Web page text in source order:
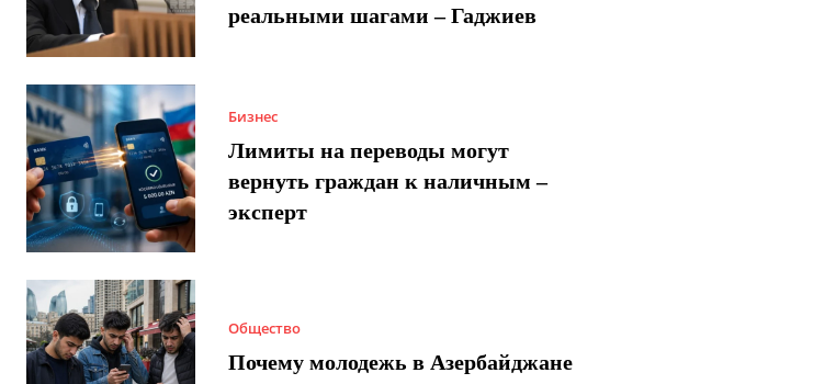
реальными шагами – Гаджиев
Бизнес
Лимиты на переводы могут
вернуть граждан к наличным –
эксперт
Общество
Почему молодежь в Азербайджане